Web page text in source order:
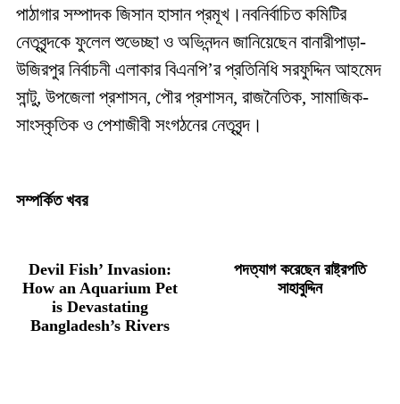
পাঠাগার সম্পাদক জিসান হাসান প্রমূখ।নবনির্বাচিত কমিটির
নেতৃবৃন্দকে ফুলেল শুভেচ্ছা ও অভিনন্দন জানিয়েছেন বানারীপাড়া-
উজিরপুর নির্বাচনী এলাকার বিএনপি’র প্রতিনিধি সরফুদ্দিন আহমেদ
সান্টু, উপজেলা প্রশাসন, পৌর প্রশাসন, রাজনৈতিক, সামাজিক-
সাংস্কৃতিক ও পেশাজীবী সংগঠনের নেতৃবৃন্দ।
সম্পর্কিত খবর
Devil Fish’ Invasion:
How an Aquarium Pet
is Devastating
Bangladesh’s Rivers
পদত্যাগ করেছেন রাষ্ট্রপতি
সাহাবুদ্দিন